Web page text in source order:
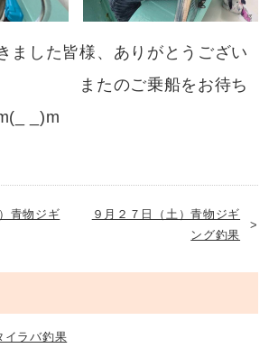
ました皆様、ありがとうござい
たのご乗船をお待ち
_)m
青物ジギ
９月２７日（土）青物ジギ
ング釣果
イラバ釣果